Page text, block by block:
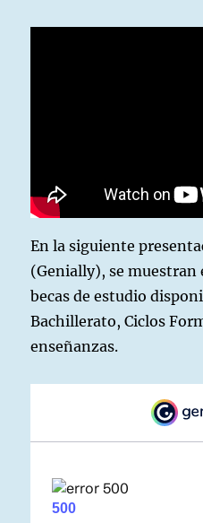
En la siguiente
(Genially), se muestran
becas de estudio
Bachillerato, Ciclos
enseñanzas.